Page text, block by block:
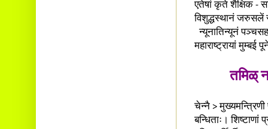
एतेषां कृते शैक्षिक -
विशुद्धस्थानं जरुसलें
न्यूनातिन्यूनं
महाराष्ट्रायां
तमिळ्
चेन्नै >
बन्धिताः। शिष्टाणां